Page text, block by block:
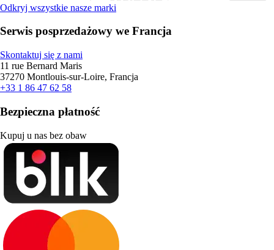
Odkryj wszystkie nasze marki
Serwis posprzedażowy we Francja
Skontaktuj się z nami
11 rue Bernard Maris
37270 Montlouis-sur-Loire, Francja
+33 1 86 47 62 58
Bezpieczna płatność
Kupuj u nas bez obaw